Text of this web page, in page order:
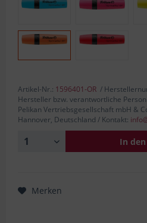
Artikel-Nr.: 1596401-OR /
Hersteller bzw. verantwortliche
Pelikan Vertriebsgesellschaft mbH &
Hannover, Deutschland / Kontakt:
In den
Merken